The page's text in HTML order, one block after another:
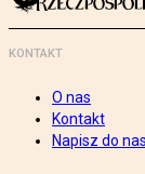
KONTAKT
O nas
Kontakt
Napisz do nas